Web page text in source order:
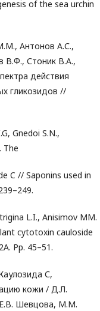
of the sea urchin
Антонов А.С.,
Стоник В.А.,
действия
гликозидов //
Gnedoi S.N.,
The
C // Saponins used in
L.I., Anisimov MM.
cytotoxin cauloside
Pp. 45–51.
С,
кожи / Д.Л.
Шевцова, М.М.